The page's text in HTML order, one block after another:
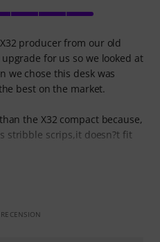
producer from our old
for us so we looked at
we chose this desk was
best on the market.
the X32 compact because,
stribble scrips,it doesn?t fit